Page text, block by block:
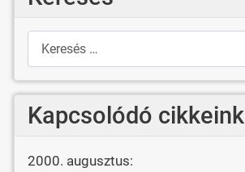
Keresés
Kapcsolódó cikkeink
2000. augusztus: